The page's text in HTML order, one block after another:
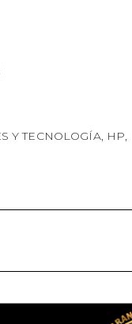
Y TECNOLOGÍA, HP,